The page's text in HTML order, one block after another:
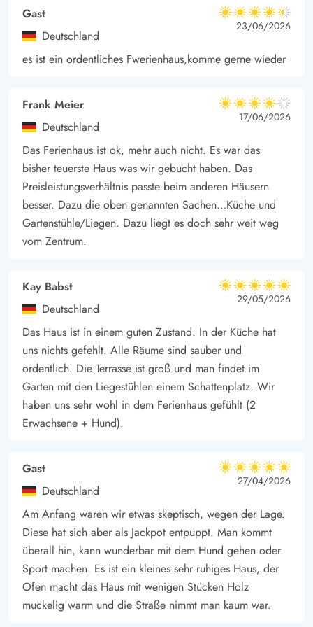
Spaß für die ganze Familie ist. Der Ferienort Blåvand, ist mit
all seinen Geschäften, Cafés, Restaurants und Hot Dog Buden
auch immer einen Ausflug wert.
Die Nordsee und der Strand sind 1.400 Meter vom Ferienhaus
Erlebnis. Hier könnt ihr lange Spaziergänge machen, Bernstein
suchen, Sandburgen bauen oder in die Wellen der Nordsee
hüpfen. Vielleicht lasst ihr auch einen Drachen steigen?
Gast
Deutschland
4.5 von 5
4.5 von 5
4.5 out of 5
23/06/2026
es ist ein ordentliches Fwerienhaus,komme gerne wieder
Frank Meier
Deutschland
4 von 5
4 von 5
4 out of 5
17/06/2026
Das Ferienhaus ist ok, mehr auch nicht. Es war das
bisher teuerste Haus was wir gebucht haben. Das
Preisleistungsverhältnis passte beim anderen Häusern
besser. Dazu die oben genannten Sachen…Küche und
Gartenstühle/Liegen. Dazu liegt es doch sehr weit weg
vom Zentrum.
Kay Babst
Deutschland
5 von 5
5 von 5
5 out of 5
29/05/2026
Das Haus ist in einem guten Zustand. In der Küche hat
uns nichts gefehlt. Alle Räume sind sauber und
ordentlich. Die Terrasse ist groß und man findet im
Garten mit den Liegestühlen einem Schattenplatz. Wir
haben uns sehr wohl in dem Ferienhaus gefühlt (2
Erwachsene + Hund).
Gast
Deutschland
5 von 5
5 von 5
5 out of 5
27/04/2026
Am Anfang waren wir etwas skeptisch, wegen der Lage.
Diese hat sich aber als Jackpot entpuppt. Man kommt
überall hin, kann wunderbar mit dem Hund gehen oder
Sport machen. Es ist ein kleines sehr ruhiges Haus, der
Ofen macht das Haus mit wenigen Stücken Holz
muckelig warm und die Straße nimmt man kaum war.